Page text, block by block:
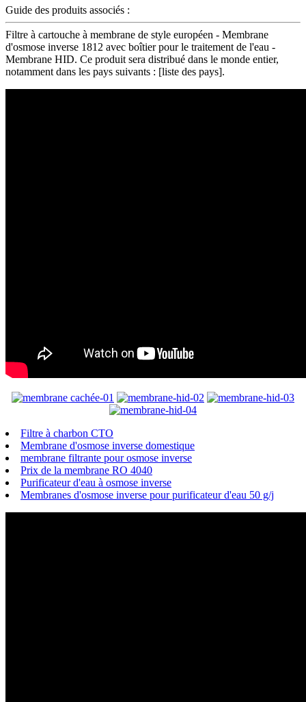
Guide des produits associés :
Filtre à cartouche à membrane de style européen - Membrane
d'osmose inverse 1812 avec boîtier pour le traitement de l'eau -
Membrane HID. Ce produit sera distribué dans le monde entier,
notamment dans les pays suivants : [liste des pays].
Filtre à charbon CTO
Membrane d'osmose inverse domestique
membrane filtrante pour osmose inverse
Prix ​​de la membrane RO 4040
Purificateur d'eau à osmose inverse
Membranes d'osmose inverse pour purificateur d'eau 50 g/j